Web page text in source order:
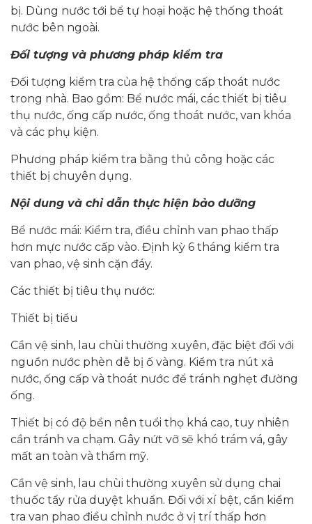
bị. Dùng nước tới bể tự hoại hoặc hệ thống thoát
nước bên ngoài.
Đối tượng và phương pháp kiểm tra
Đối tượng kiểm tra của hệ thống cấp thoát nước
trong nhà. Bao gồm: Bể nước mái, các thiết bị tiêu
thụ nước, ống cấp nước, ống thoát nước, van khóa
và các phụ kiện.
Phương pháp kiểm tra bằng thủ công hoặc các
thiết bị chuyên dụng.
Nội dung và chỉ dẫn thực hiện bảo dưỡng
Bể nước mái: Kiểm tra, điều chỉnh van phao thấp
hơn mực nước cấp vào. Định kỳ 6 tháng kiểm tra
van phao, vệ sinh cặn đáy.
Các thiết bị tiêu thụ nước:
Thiết bị tiểu
Cần vệ sinh, lau chùi thường xuyên, đặc biệt đối với
nguồn nước phèn dễ bị ố vàng. Kiểm tra nút xả
nước, ống cấp và thoát nước để tránh nghẹt đường
ống.
Thiết bị có độ bền nên tuổi thọ khá cao, tuy nhiên
cần tránh va chạm. Gây nứt vỡ sẽ khó trám vá, gây
mất an toàn và thẩm mỹ.
Cần vệ sinh, lau chùi thường xuyên sử dụng chai
thuốc tẩy rửa duyệt khuẩn. Đối với xí bệt, cần kiểm
tra van phao điều chỉnh nước ở vị trí thấp hơn